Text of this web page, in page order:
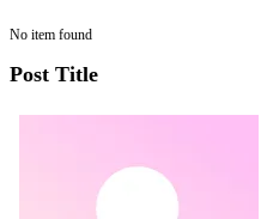
No item found
Post Title